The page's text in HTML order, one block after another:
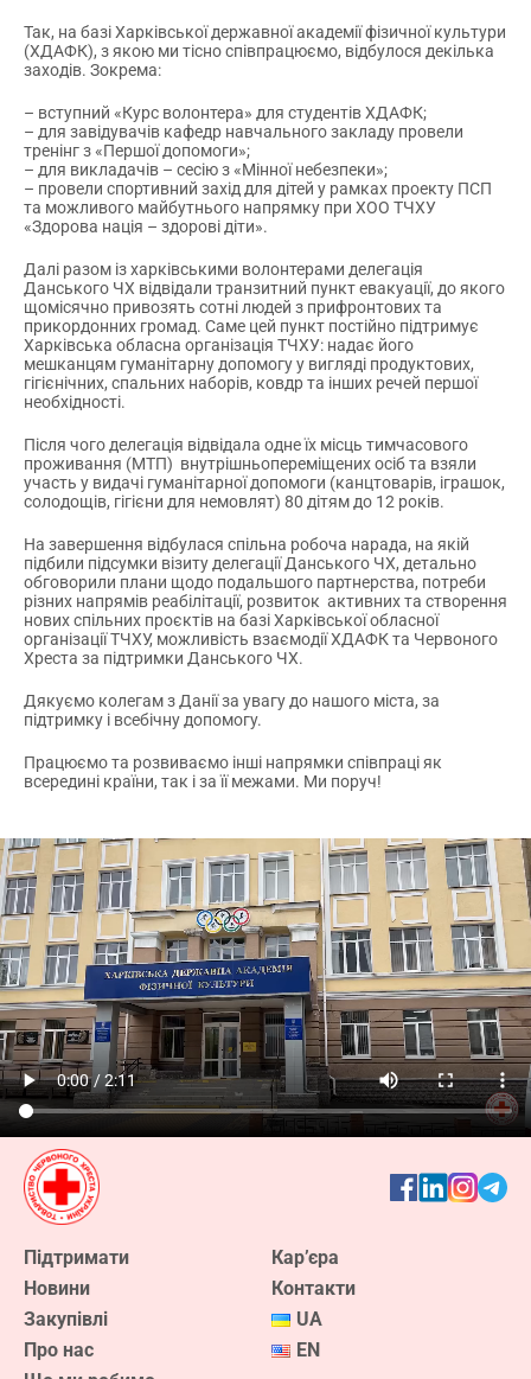
Так, на базі Харківської державної академії фізичної культури
(ХДАФК), з якою ми тісно співпрацюємо, відбулося декілька
заходів. Зокрема:
– вступний «Курс волонтера» для студентів ХДАФК;
– для завідувачів кафедр навчального закладу провели
тренінг з «Першої допомоги»;
– для викладачів – сесію з «Мінної небезпеки»;
– провели спортивний захід для дітей у рамках проекту ПСП
та можливого майбутнього напрямку при ХОО ТЧХУ
«Здорова нація – здорові діти».
Далі разом із харківськими волонтерами делегація
Данського ЧХ відвідали транзитний пункт евакуації, до якого
щомісячно привозять сотні людей з прифронтових та
прикордонних громад. Саме цей пункт постійно підтримує
Харківська обласна організація ТЧХУ: надає його
мешканцям гуманітарну допомогу у вигляді продуктових,
гігієнічних, спальних наборів, ковдр та інших речей першої
необхідності.
Після чого делегація відвідала одне їх місць тимчасового
проживання (МТП) внутрішньопереміщених осіб та взяли
участь у видачі гуманітарної допомоги (канцтоварів, іграшок,
солодощів, гігієни для немовлят) 80 дітям до 12 років.
На завершення відбулася спільна робоча нарада, на якій
підбили підсумки візиту делегації Данського ЧХ, детально
обговорили плани щодо подальшого партнерства, потреби
різних напрямів реабілітації, розвиток активних та створення
нових спільних проєктів на базі Харківської обласної
організації ТЧХУ, можливість взаємодії ХДАФК та Червоного
Хреста за підтримки Данського ЧХ.
Дякуємо колегам з Данії за увагу до нашого міста, за
підтримку і всебічну допомогу.
Працюємо та розвиваємо інші напрямки співпраці як
всередині країни, так і за її межами. Ми поруч!
Підтримати
Новини
Закупівлі
Про нас
Кар’єра
Контакти
UA
EN